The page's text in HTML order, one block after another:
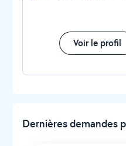
Voir le profil
Dernières demandes